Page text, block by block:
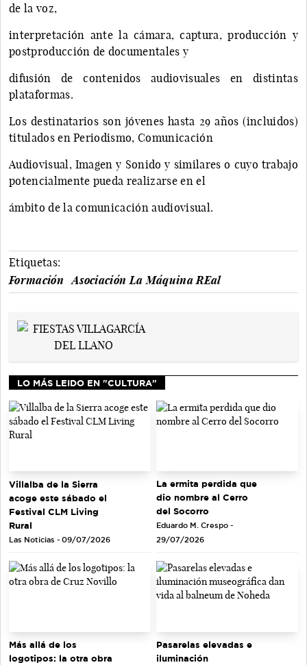
de la voz,
interpretación ante la cámara, captura, producción y
postproducción de documentales y
difusión de contenidos audiovisuales en distintas
plataformas.
Los destinatarios son jóvenes hasta 29 años (incluidos)
titulados en Periodismo, Comunicación
Audiovisual, Imagen y Sonido y similares o cuyo trabajo
potencialmente pueda realizarse en el
ámbito de la comunicación audiovisual.
Etiquetas:
Formación
Asociación La Máquina REal
LO MÁS LEIDO EN "CULTURA"
Villalba de la Sierra
acoge este sábado el
Festival CLM Living
Rural
Las Noticias - 09/07/2026
La ermita perdida que
dio nombre al Cerro
del Socorro
Eduardo M. Crespo -
29/07/2026
Más allá de los
logotipos: la otra obra
Pasarelas elevadas e
iluminación